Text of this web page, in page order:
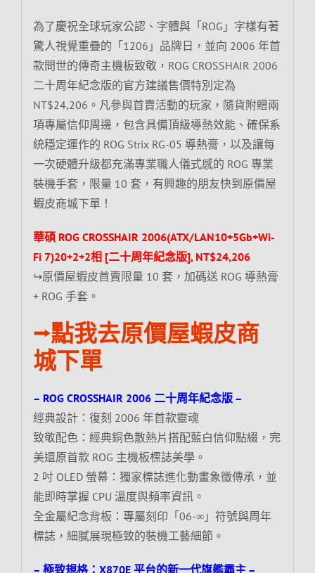
為了慶祝全球玩家公認、字體與「ROG」字樣有著
驚人視覺重疊的「1206」品牌日，並向 2006 年首
款問世的傳奇主機板致敬，ROG CROSSHAIR 2006
二十周年紀念版的官方建議售價特別定為
NT$24,206。凡參與首賣活動的玩家，隨貨附贈兩
項專屬信仰周邊，包含具備頂級導熱效能、確保系
統穩定運作的 ROG Strix RG-05 導熱膏，以及讓每
一次硬體升級都充滿專業職人儀式感的 ROG 專業
裝機手套，限量 10 套，有興趣的朋友快到原價屋
蝦皮商城下單！
華碩 ROG CROSSHAIR 2006(ATX/LAN10+5Gb+Wi-
Fi 7)20+2+2相 [二十周年紀念版], NT$24,206
↪原價屋蝦皮首賣限量 10 套，加碼送 ROG 導熱膏
+ ROG 手套。
⭢點我去原價屋蝦皮商
城下單
– ROG CROSSHAIR 2006 二十周年紀念版 –
經典設計：復刻 2006 年首款靈魂
致敬配色：經典銅色散熱片搭配藍白信仰點綴，完
美還原首款 ROG 主機板標誌美學。
2 吋 OLED 螢幕：獨家標誌進化動畫象徵傳承，並
能即時掌握 CPU 溫度與頻率資訊。
全金屬紀念背板：專屬刻印「06-∞」符號與周年
標誌，細膩展現極致的裝機工藝細節。
– 極致規格：X870E 平台的新一代旗艦霸主 –